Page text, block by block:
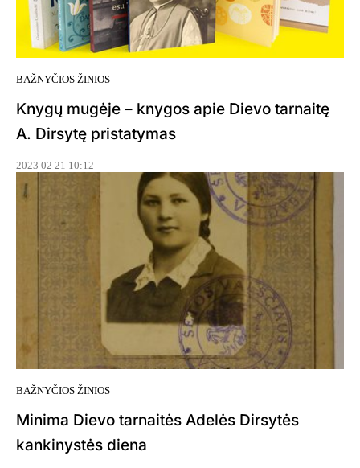
BAŽNYČIOS ŽINIOS
Knygų mugėje – knygos apie Dievo tarnaitę
A. Dirsytę pristatymas
2023 02 21 10:12
BAŽNYČIOS ŽINIOS
Minima Dievo tarnaitės Adelės Dirsytės
kankinystės diena